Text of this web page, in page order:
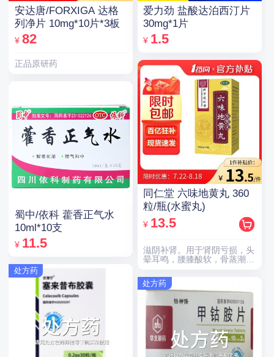
安达唐/FORXIGA 达格
列净片 10mg*10片*3板
¥ 82
正品原研药
蜀中/依科 藿香正气水
10ml*10支
¥ 11.5
处方药
爱力劲 盐酸达泊西汀片
30mg*1片
¥ 1.5
同仁堂 六味地黄丸 360
粒/瓶(水蜜丸)
¥ 13.5
滋阴补肾。用于肾阴亏损，头
晕耳鸣，腰膝酸软，骨蒸潮
处方药